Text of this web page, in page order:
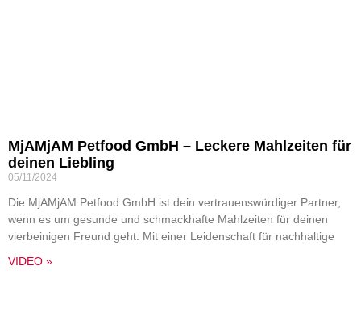
MjAMjAM Petfood GmbH – Leckere Mahlzeiten für
deinen Liebling
05/11/2024
Die MjAMjAM Petfood GmbH ist dein vertrauenswürdiger Partner,
wenn es um gesunde und schmackhafte Mahlzeiten für deinen
vierbeinigen Freund geht. Mit einer Leidenschaft für nachhaltige
VIDEO »